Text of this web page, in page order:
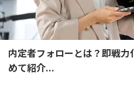
内定者フォローとは？即戦
めて紹介...